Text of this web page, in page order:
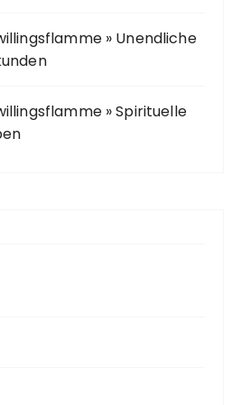
» Unendliche
» Spirituelle